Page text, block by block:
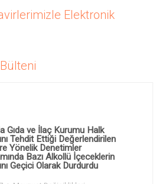
Elektronik
Gıda ve İlaç Kurumu Halk
Tehdit Ettiği Değerlendirilen
Yönelik Denetimler
Bazı Alkollü İçeceklerin
Geçici Olarak Durdurdu